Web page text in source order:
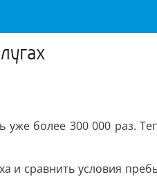
уже более 300 000 раз.
и сравнить условия